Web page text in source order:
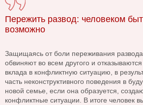
Пережить развод: человеком
возможно
Защищаясь от боли переживания
обвиняют во всем другого и
вклада в конфликтную ситуацию, в
часть неконструктивного поведения в
новой семье, если она образуется,
конфликтные ситуации. В итоге человек